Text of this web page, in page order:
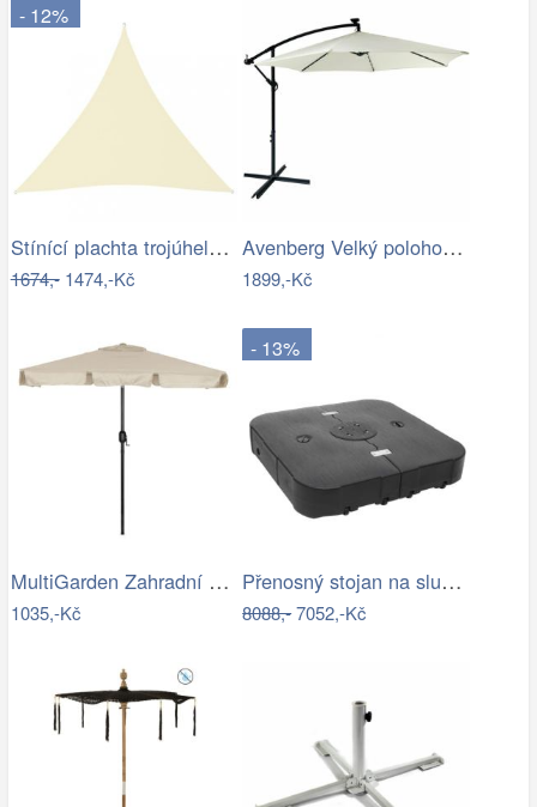
- 12%
Stínící plachta trojúhelníková 5 x 5 x…
1674,-1474,-Kč
Avenberg Velký polohovatelný slunečník…
1899,-Kč
MultiGarden Zahradní slunečník Kosy…
1035,-Kč
- 13%
Přenosný stojan na slunečník Dekorhome
8088,-7052,-Kč